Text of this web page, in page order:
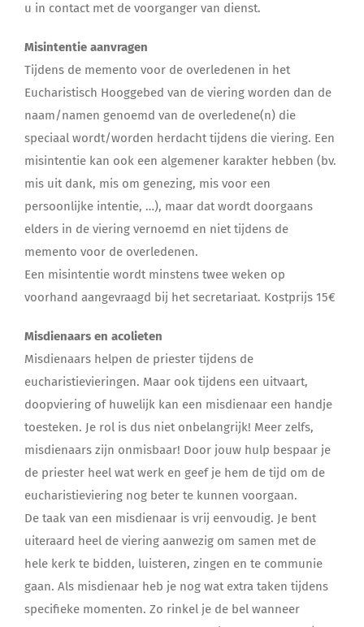
u in contact met de voorganger van dienst.
Misintentie aanvragen
Tijdens de memento voor de overledenen in het
Eucharistisch Hooggebed van de viering worden dan de
naam/namen genoemd van de overledene(n) die
speciaal wordt/worden herdacht tijdens die viering. Een
misintentie kan ook een algemener karakter hebben (bv.
mis uit dank, mis om genezing, mis voor een
persoonlijke intentie, …), maar dat wordt doorgaans
elders in de viering vernoemd en niet tijdens de
memento voor de overledenen.
Een misintentie wordt minstens twee weken op
voorhand aangevraagd bij het secretariaat. Kostprijs 15€
Misdienaars en acolieten
Misdienaars helpen de priester tijdens de
eucharistievieringen. Maar ook tijdens een uitvaart,
doopviering of huwelijk kan een misdienaar een handje
toesteken. Je rol is dus niet onbelangrijk! Meer zelfs,
misdienaars zijn onmisbaar! Door jouw hulp bespaar je
de priester heel wat werk en geef je hem de tijd om de
eucharistieviering nog beter te kunnen voorgaan.
De taak van een misdienaar is vrij eenvoudig. Je bent
uiteraard heel de viering aanwezig om samen met de
hele kerk te bidden, luisteren, zingen en te communie
gaan. Als misdienaar heb je nog wat extra taken tijdens
specifieke momenten. Zo rinkel je de bel wanneer